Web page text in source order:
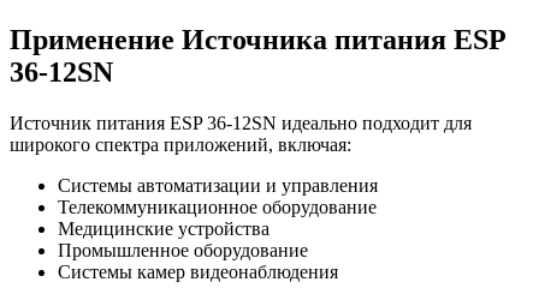
Применение Источника питания ESP
36-12SN
Источник питания ESP 36-12SN идеально подходит для
широкого спектра приложений, включая:
Системы автоматизации и управления
Телекоммуникационное оборудование
Медицинские устройства
Промышленное оборудование
Системы камер видеонаблюдения